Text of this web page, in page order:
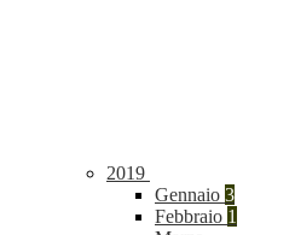
2019
Gennaio 3
Febbraio 1